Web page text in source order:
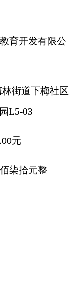
育开发有限公
街道下梅社区
L5-03
元
柒拾元整